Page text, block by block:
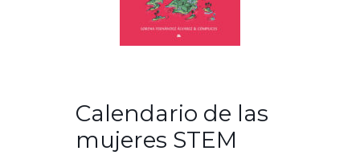
Calendario de las
mujeres STEM